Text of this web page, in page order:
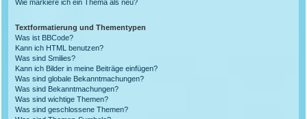
Wie markiere ich ein Thema als neu?
Textformatierung und Thementypen
Was ist BBCode?
Kann ich HTML benutzen?
Was sind Smilies?
Kann ich Bilder in meine Beiträge einfügen?
Was sind globale Bekanntmachungen?
Was sind Bekanntmachungen?
Was sind wichtige Themen?
Was sind geschlossene Themen?